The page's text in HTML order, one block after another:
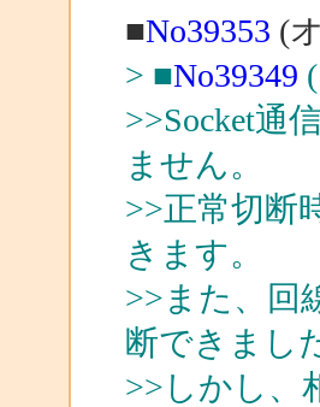
■No39353 (
> ■No39349
>>Socket通
ません。
>>正常切断
きます。
>>また、回
断できまし
>>しかし、